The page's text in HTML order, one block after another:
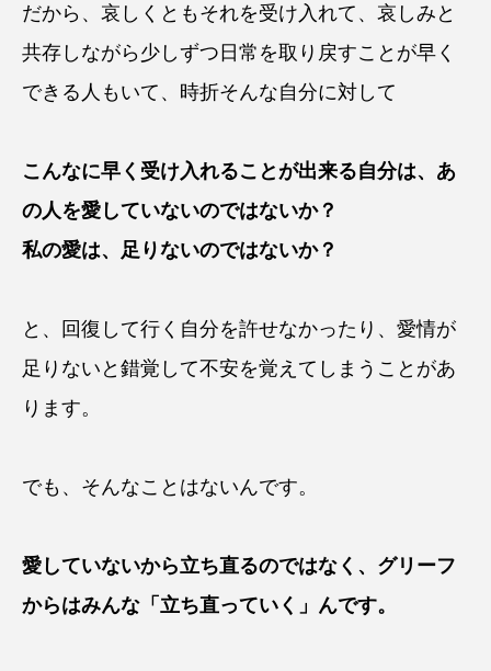
だから、哀しくともそれを受け入れて、哀しみと
共存しながら少しずつ日常を取り戻すことが早く
できる人もいて、時折そんな自分に対して
こんなに早く受け入れることが出来る自分は、あ
の人を愛していないのではないか？
私の愛は、足りないのではないか？
と、回復して行く自分を許せなかったり、愛情が
足りないと錯覚して不安を覚えてしまうことがあ
ります。
でも、そんなことはないんです。
愛していないから立ち直るのではなく、グリーフ
からはみんな「立ち直っていく」んです。